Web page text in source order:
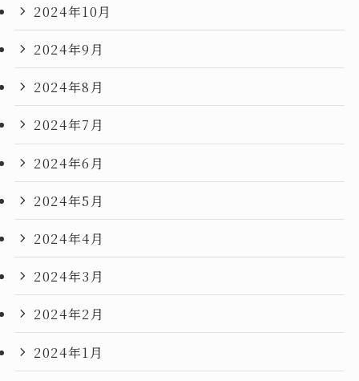
2024年10月
2024年9月
2024年8月
2024年7月
2024年6月
2024年5月
2024年4月
2024年3月
2024年2月
2024年1月